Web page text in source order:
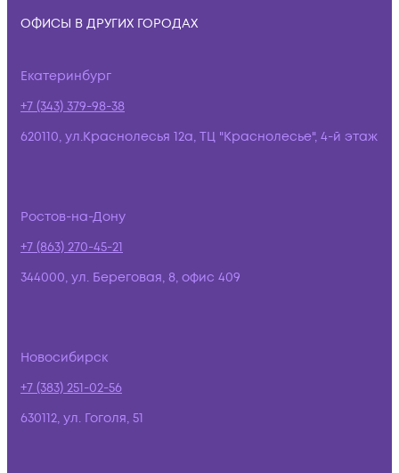
ОФИСЫ В ДРУГИХ ГОРОДАХ
Екатеринбург
+7 (343) 379-98-38
620110, ул.Краснолесья 12а, ТЦ "Краснолесье", 4-й этаж
Ростов-на-Дону
+7 (863) 270-45-21
344000, ул. Береговая, 8, офис 409
Новосибирск
+7 (383) 251-02-56
630112, ул. Гоголя, 51